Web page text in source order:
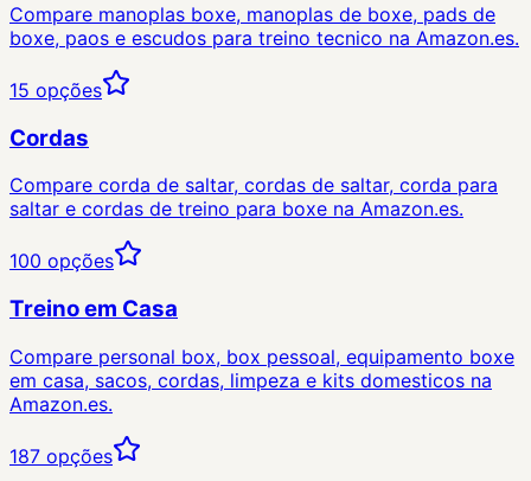
Compare manoplas boxe, manoplas de boxe, pads de
boxe, paos e escudos para treino tecnico na Amazon.es.
15 opções
Cordas
Compare corda de saltar, cordas de saltar, corda para
saltar e cordas de treino para boxe na Amazon.es.
100 opções
Treino em Casa
Compare personal box, box pessoal, equipamento boxe
em casa, sacos, cordas, limpeza e kits domesticos na
Amazon.es.
187 opções